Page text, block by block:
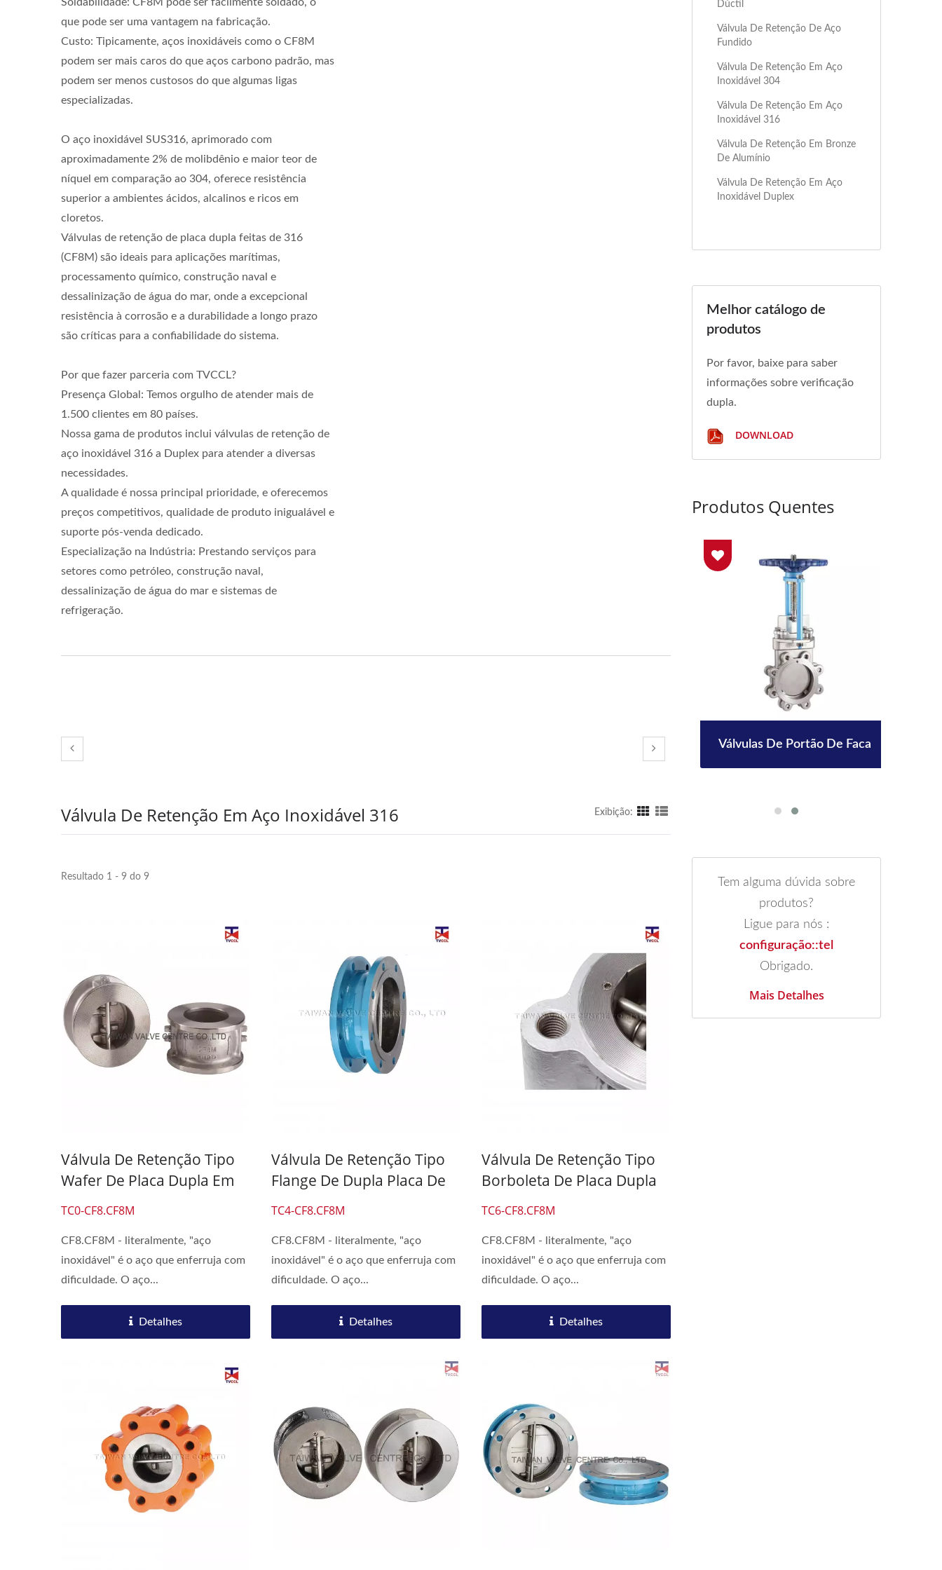
que pode ser uma vantagem na fabricação.
Custo: Tipicamente, aços inoxidáveis como o CF8M
podem ser mais caros do que aços carbono padrão, mas
podem ser menos custosos do que algumas ligas
especializadas.
O aço inoxidável SUS316, aprimorado com
aproximadamente 2% de molibdênio e maior teor de
níquel em comparação ao 304, oferece resistência
superior a ambientes ácidos, alcalinos e ricos em
cloretos.
Válvulas de retenção de placa dupla feitas de 316
(CF8M) são ideais para aplicações marítimas,
processamento químico, construção naval e
dessalinização de água do mar, onde a excepcional
resistência à corrosão e a durabilidade a longo prazo
são críticas para a confiabilidade do sistema.
Por que fazer parceria com TVCCL?
Presença Global: Temos orgulho de atender mais de
1.500 clientes em 80 países.
Nossa gama de produtos inclui válvulas de retenção de
aço inoxidável 316 a Duplex para atender a diversas
necessidades.
A qualidade é nossa principal prioridade, e oferecemos
preços competitivos, qualidade de produto inigualável e
suporte pós-venda dedicado.
Especialização na Indústria: Prestando serviços para
setores como petróleo, construção naval,
dessalinização de água do mar e sistemas de
refrigeração.
Válvula De Retenção Em Aço Inoxidável 316 Exibição:
Resultado 1 - 9 do 9
Válvula De Retenção Tipo
Wafer De Placa Dupla Em
Aço Inoxidável 316
TC0-CF8.CF8M
CF8.CF8M - literalmente, "aço
inoxidável" é o aço que enferruja com
dificuldade. O aço...
Detalhes
Válvula De Retenção Tipo
Flange De Dupla Placa De
Aço Inoxidável 316
TC4-CF8.CF8M
CF8.CF8M - literalmente, "aço
inoxidável" é o aço que enferruja com
dificuldade. O aço...
Detalhes
Válvula De Retenção Tipo
Borboleta De Placa Dupla
Em Aço Inoxidável 316
TC6-CF8.CF8M
CF8.CF8M - literalmente, "aço
inoxidável" é o aço que enferruja com
dificuldade. O aço...
Detalhes
Dúctil
Válvula De Retenção De Aço
Fundido
Válvula De Retenção Em Aço
Inoxidável 304
Válvula De Retenção Em Aço
Inoxidável 316
Válvula De Retenção Em Bronze
De Alumínio
Válvula De Retenção Em Aço
Inoxidável Duplex
Melhor catálogo de
produtos
Por favor, baixe para saber
informações sobre verificação
dupla.
DOWNLOAD
Produtos Quentes
Válvulas De Portão De Faca
Tem alguma dúvida sobre
produtos?
Ligue para nós :
configuração::tel
Obrigado.
Mais Detalhes